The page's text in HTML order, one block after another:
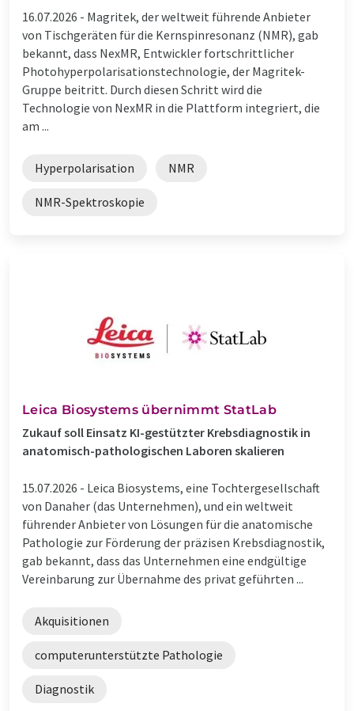
16.07.2026 - Magritek, der weltweit führende Anbieter
von Tischgeräten für die Kernspinresonanz (NMR), gab
bekannt, dass NexMR, Entwickler fortschrittlicher
Photohyperpolarisationstechnologie, der Magritek-
Gruppe beitritt. Durch diesen Schritt wird die
Technologie von NexMR in die Plattform integriert, die
am ...
Hyperpolarisation NMR
NMR-Spektroskopie
Leica Biosystems übernimmt StatLab
Zukauf soll Einsatz KI-gestützter Krebsdiagnostik in
anatomisch-pathologischen Laboren skalieren
15.07.2026 - Leica Biosystems, eine Tochtergesellschaft
von Danaher (das Unternehmen), und ein weltweit
führender Anbieter von Lösungen für die anatomische
Pathologie zur Förderung der präzisen Krebsdiagnostik,
gab bekannt, dass das Unternehmen eine endgültige
Vereinbarung zur Übernahme des privat geführten ...
Akquisitionen
computerunterstützte Pathologie
Diagnostik